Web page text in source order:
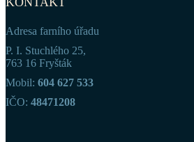
Adresa farního úřadu
P. I. Stuchlého 25,
763 16 Fryšták
Mobil: 604 627 533
IČO: 48471208